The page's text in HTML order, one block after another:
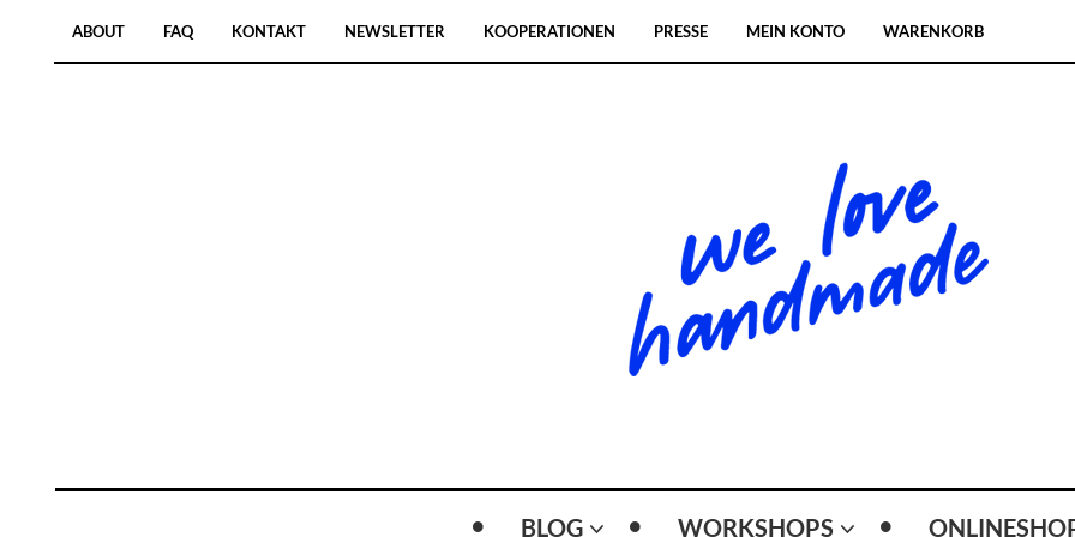
ABOUT FAQ KONTAKT NEWSLETTER KOOPERATIONEN PRESSE MEIN KONTO WARENKORB
BLOG WORKSHOPS